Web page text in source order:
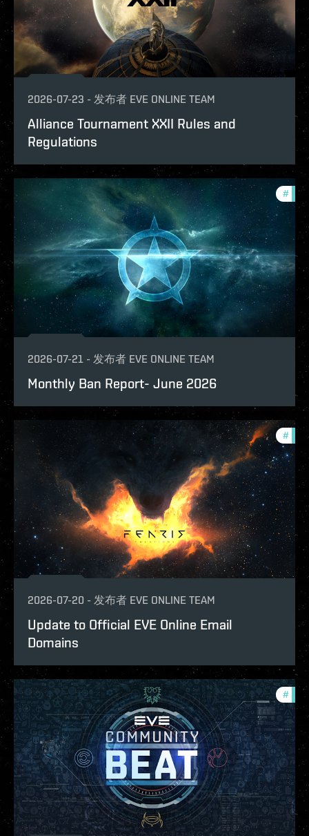
2026-07-23 - 发布者 EVE ONLINE TEAM
Alliance Tournament XXII Rules and
Regulations
#
2026-07-21 - 发布者 EVE ONLINE TEAM
Monthly Ban Report- June 2026
#
2026-07-20 - 发布者 EVE ONLINE TEAM
Update to Official EVE Online Email
Domains
#